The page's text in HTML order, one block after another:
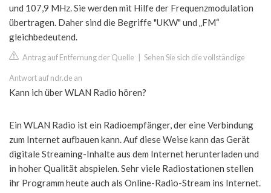
und 107,9 MHz. Sie werden mit Hilfe der Frequenzmodulation
übertragen. Daher sind die Begriffe "UKW" und „FM“
gleichbedeutend.
Antrag auf Entfernung der Quelle Sehen Sie sich die vollständige
Antwort auf ndr.de an
Kann ich über WLAN Radio hören?
Ein WLAN Radio ist ein Radioempfänger, der eine Verbindung
zum Internet aufbauen kann. Auf diese Weise kann das Gerät
digitale Streaming-Inhalte aus dem Internet herunterladen und
in hoher Qualität abspielen. Sehr viele Radiostationen stellen
ihr Programm heute auch als Online-Radio-Stream ins Internet.